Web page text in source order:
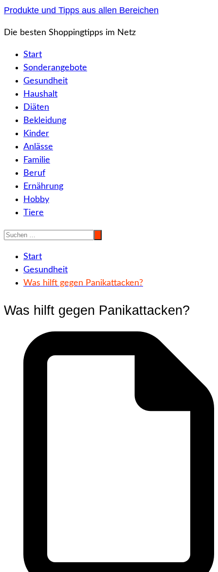
Zum
springen
Produkte und Tipps aus allen Bereichen
Die besten Shoppingtipps im Netz
Start
Sonderangebote
Gesundheit
Haushalt
Diäten
Bekleidung
Kinder
Anlässe
Familie
Beruf
Ernährung
Hobby
Tiere
Start
Gesundheit
Was hilft gegen Panikattacken?
Was hilft gegen Panikattacken?